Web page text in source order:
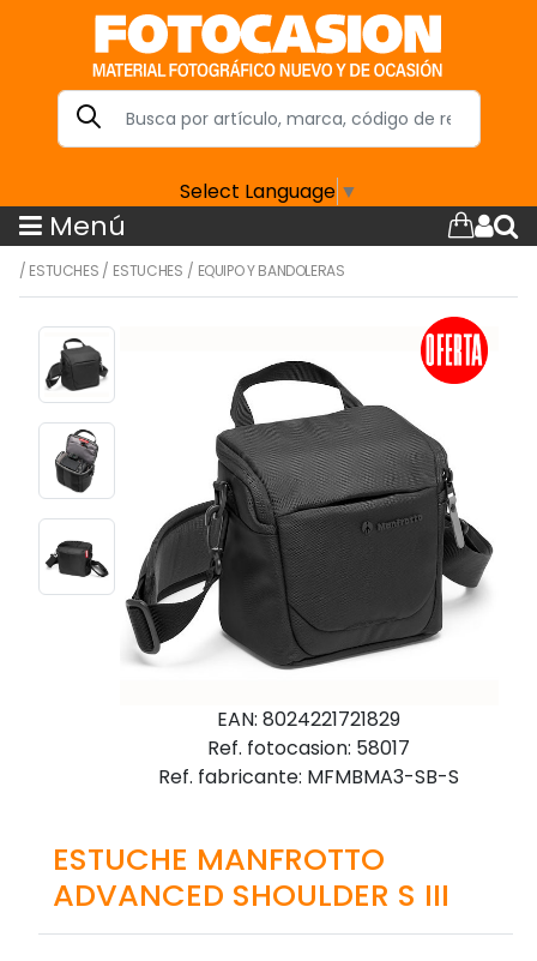
Select Language ▼
Menú
/ ESTUCHES / ESTUCHES / EQUIPO Y BANDOLERAS
EAN: 8024221721829
Ref. fotocasion: 58017
Ref. fabricante: MFMBMA3-SB-S
ESTUCHE MANFROTTO
ADVANCED SHOULDER S III